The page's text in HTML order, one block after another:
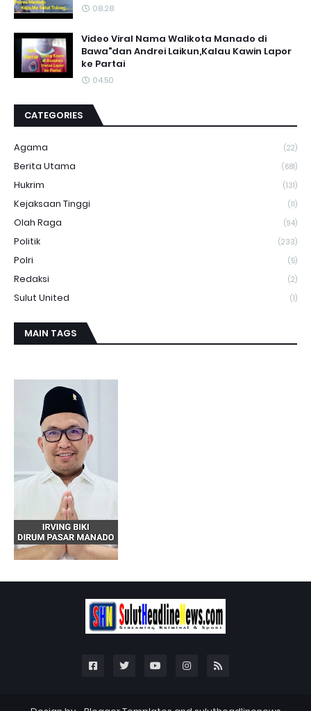
08.28
Video Viral Nama Walikota Manado di
Bawa"dan Andrei Laikun,Kalau Kawin Lapor
ke Partai
04.50
CATEGORIES
Agama (22)
Berita Utama (681)
Hukrim (131)
Kejaksaan Tinggi (11)
Olah Raga (94)
Politik (233)
Polri (5)
Redaksi (2)
Sulut United (1)
MAIN TAGS